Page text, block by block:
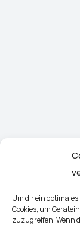
Um dir ein
Cookies, um
zuzugreifen. Wenn